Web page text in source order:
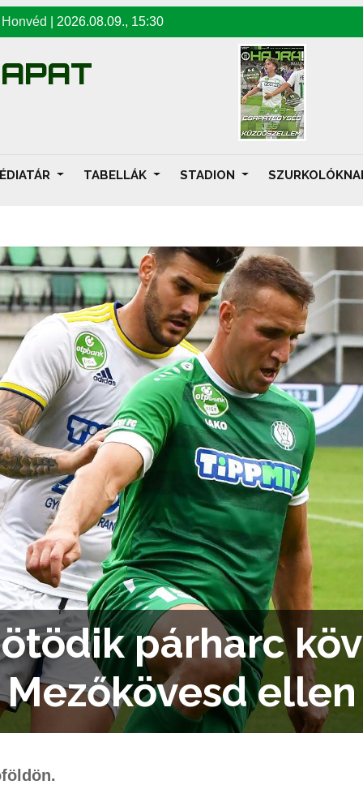
Honvéd 2026.08.09., 15:30
TABELLÁK STADION
párharc
Mezőkövesd ellen